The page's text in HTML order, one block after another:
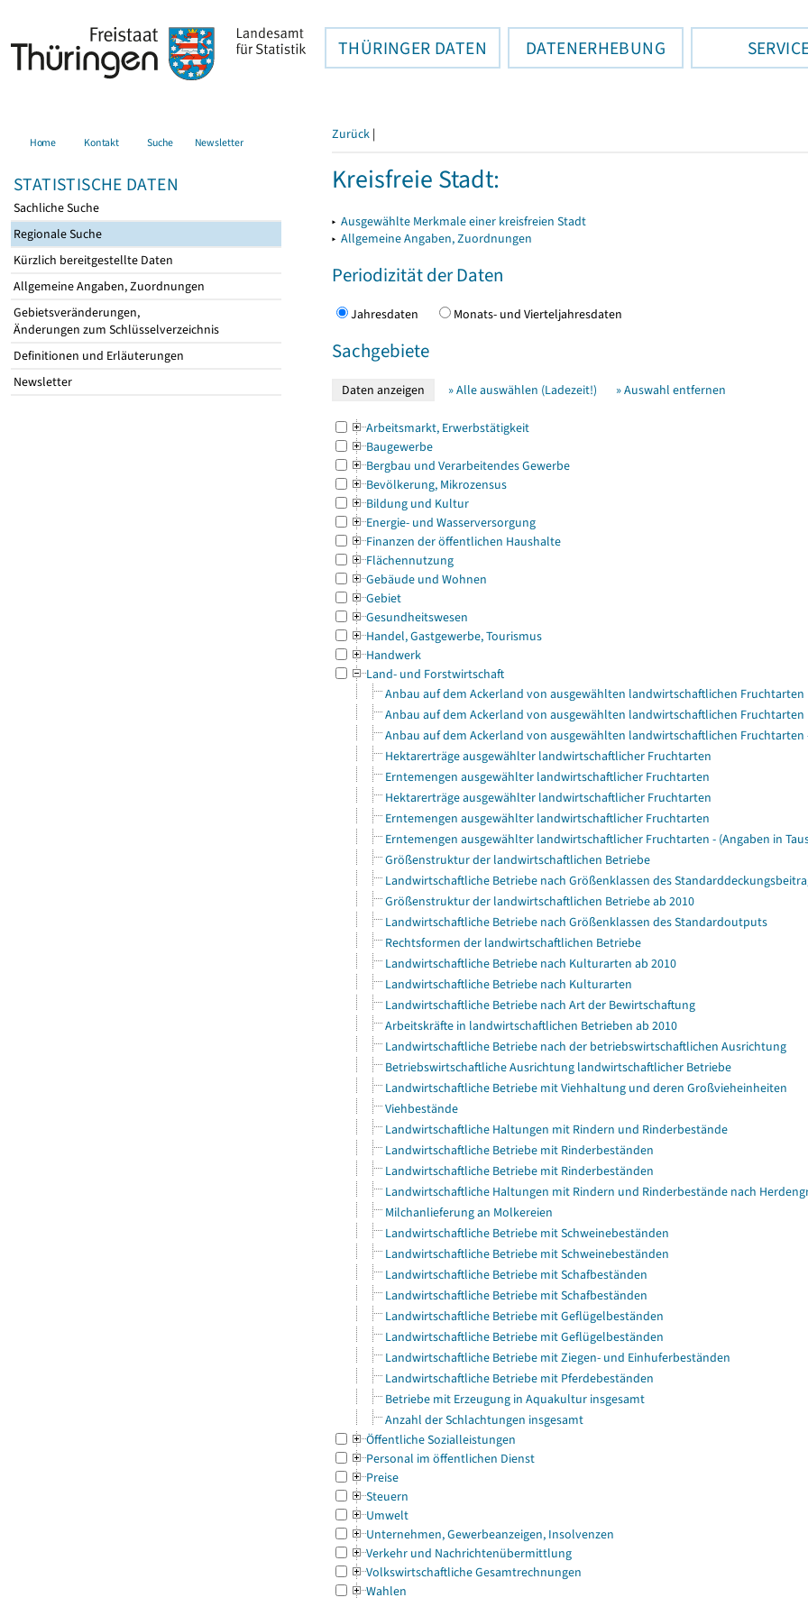
THÜRINGER DATEN DATENERHEBUNG
Home Kontakt Suche Newsletter
STATISTISCHE DATEN
Sachliche Suche
Regionale Suche
Kürzlich bereitgestellte Daten
Allgemeine Angaben, Zuordnungen
Gebietsveränderungen,
Änderungen zum Schlüsselverzeichnis
Definitionen und Erläuterungen
Newsletter
Zurück |
Kreisfreie Stadt:
▸ Ausgewählte Merkmale einer kreisfreien Stadt
▸ Allgemeine Angaben, Zuordnungen
Periodizität der Daten
Jahresdaten Monats- und Vierteljahresdaten
Sachgebiete
» Alle auswählen (Ladezeit!) » Auswahl entfernen
Arbeitsmarkt, Erwerbstätigkeit
Baugewerbe
Bergbau und Verarbeitendes Gewerbe
Bevölkerung, Mikrozensus
Bildung und Kultur
Energie- und Wasserversorgung
Finanzen der öffentlichen Haushalte
Flächennutzung
Gebäude und Wohnen
Gebiet
Gesundheitswesen
Handel, Gastgewerbe, Tourismus
Handwerk
Land- und Forstwirtschaft
Anbau auf dem Ackerland von ausgewählten landwirtschaftlichen Fruchtarten
Anbau auf dem Ackerland von ausgewählten landwirtschaftlichen Fruchtarten
Anbau auf dem Ackerland von ausgewählten landwirtschaftlichen Fruchtarten
Hektarerträge ausgewählter landwirtschaftlicher Fruchtarten
Erntemengen ausgewählter landwirtschaftlicher Fruchtarten
Hektarerträge ausgewählter landwirtschaftlicher Fruchtarten
Erntemengen ausgewählter landwirtschaftlicher Fruchtarten
Erntemengen ausgewählter landwirtschaftlicher Fruchtarten - (Angaben in
Größenstruktur der landwirtschaftlichen Betriebe
Landwirtschaftliche Betriebe nach Größenklassen des
Größenstruktur der landwirtschaftlichen Betriebe ab 2010
Landwirtschaftliche Betriebe nach Größenklassen des Standardoutputs
Rechtsformen der landwirtschaftlichen Betriebe
Landwirtschaftliche Betriebe nach Kulturarten ab 2010
Landwirtschaftliche Betriebe nach Kulturarten
Landwirtschaftliche Betriebe nach Art der Bewirtschaftung
Arbeitskräfte in landwirtschaftlichen Betrieben ab 2010
Landwirtschaftliche Betriebe nach der betriebswirtschaftlichen Ausrichtung
Betriebswirtschaftliche Ausrichtung landwirtschaftlicher Betriebe
Landwirtschaftliche Betriebe mit Viehhaltung und deren Großvieheinheiten
Viehbestände
Landwirtschaftliche Haltungen mit Rindern und Rinderbestände
Landwirtschaftliche Betriebe mit Rinderbeständen
Landwirtschaftliche Betriebe mit Rinderbeständen
Landwirtschaftliche Haltungen mit Rindern und Rinderbestände nach
Milchanlieferung an Molkereien
Landwirtschaftliche Betriebe mit Schweinebeständen
Landwirtschaftliche Betriebe mit Schweinebeständen
Landwirtschaftliche Betriebe mit Schafbeständen
Landwirtschaftliche Betriebe mit Schafbeständen
Landwirtschaftliche Betriebe mit Geflügelbeständen
Landwirtschaftliche Betriebe mit Geflügelbeständen
Landwirtschaftliche Betriebe mit Ziegen- und Einhuferbeständen
Landwirtschaftliche Betriebe mit Pferdebeständen
Betriebe mit Erzeugung in Aquakultur insgesamt
Anzahl der Schlachtungen insgesamt
Öffentliche Sozialleistungen
Personal im öffentlichen Dienst
Preise
Steuern
Umwelt
Unternehmen, Gewerbeanzeigen, Insolvenzen
Verkehr und Nachrichtenübermittlung
Volkswirtschaftliche Gesamtrechnungen
Wahlen